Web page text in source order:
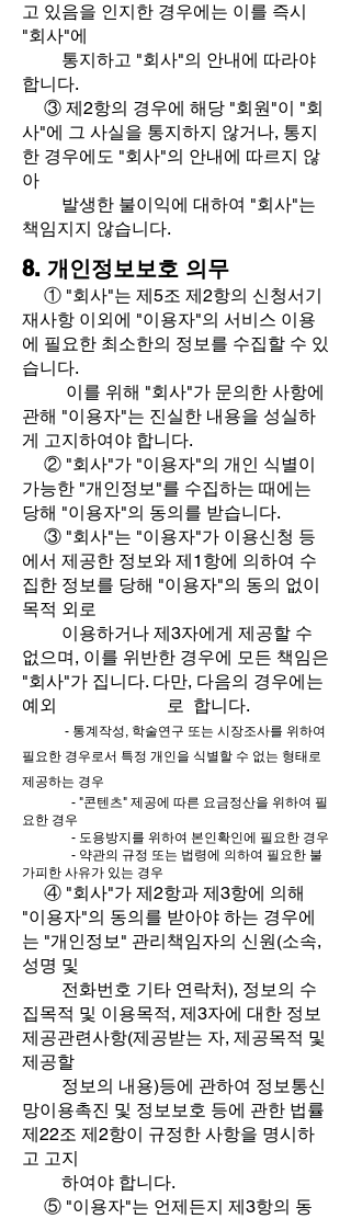
고 있음을 인지한 경우에는 이를 즉시
"회사"에
통지하고 "회사"의 안내에 따라야
합니다.
③ 제2항의 경우에 해당 "회원"이 "회
사"에 그 사실을 통지하지 않거나, 통지
한 경우에도 "회사"의 안내에 따르지 않
아
발생한 불이익에 대하여 "회사"는
책임지지 않습니다.
8. 개인정보보호 의무
① "회사"는 제5조 제2항의 신청서기
재사항 이외에 "이용자"의 서비스 이용
에 필요한 최소한의 정보를 수집할 수 있
습니다.
이를 위해 "회사"가 문의한 사항에
관해 "이용자"는 진실한 내용을 성실하
게 고지하여야 합니다.
② "회사"가 "이용자"의 개인 식별이
가능한 "개인정보"를 수집하는 때에는
당해 "이용자"의 동의를 받습니다.
③ "회사"는 "이용자"가 이용신청 등
에서 제공한 정보와 제1항에 의하여 수
집한 정보를 당해 "이용자"의 동의 없이
목적 외로
이용하거나 제3자에게 제공할 수
없으며, 이를 위반한 경우에 모든 책임은
"회사"가 집니다. 다만, 다음의 경우에는
예외 로 합니다.
- 통계작성, 학술연구 또는 시장조사를 위하여
필요한 경우로서 특정 개인을 식별할 수 없는 형태로
제공하는 경우
- "콘텐츠" 제공에 따른 요금정산을 위하여 필
요한 경우
- 도용방지를 위하여 본인확인에 필요한 경우
- 약관의 규정 또는 법령에 의하여 필요한 불
가피한 사유가 있는 경우
④ "회사"가 제2항과 제3항에 의해
"이용자"의 동의를 받아야 하는 경우에
는 "개인정보" 관리책임자의 신원(소속,
성명 및
전화번호 기타 연락처), 정보의 수
집목적 및 이용목적, 제3자에 대한 정보
제공관련사항(제공받는 자, 제공목적 및
제공할
정보의 내용)등에 관하여 정보통신
망이용촉진 및 정보보호 등에 관한 법률
제22조 제2항이 규정한 사항을 명시하
고 고지
하여야 합니다.
⑤ "이용자"는 언제든지 제3항의 동